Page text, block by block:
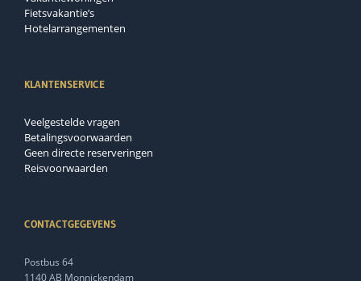
Fietsvakantie’s
Hotelarrangementen
KLANTENSERVICE
Veelgestelde vragen
Betalingsvoorwaarden
Geen directe reserveringen
Reisvoorwaarden
CONTACTGEGEVENS
Postbus 64
1140 AB Monnickendam